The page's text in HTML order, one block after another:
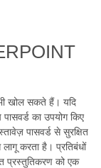
खोल सकते हैं। यदि
का उपयोग किए
पासवर्ड से सुरक्षित
करता है। प्रतिबंधों
प्रस्तुतिकरण को एक